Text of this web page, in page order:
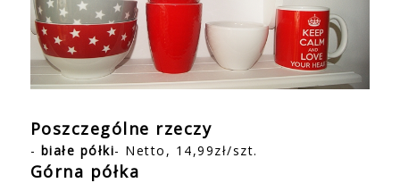
Poszczególne rzeczy
- białe półki- Netto, 14,99zł/szt.
Górna półka